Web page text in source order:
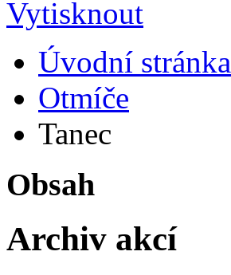
Úvodní stránka
Otmíče
Tanec
Obsah
Archiv akcí